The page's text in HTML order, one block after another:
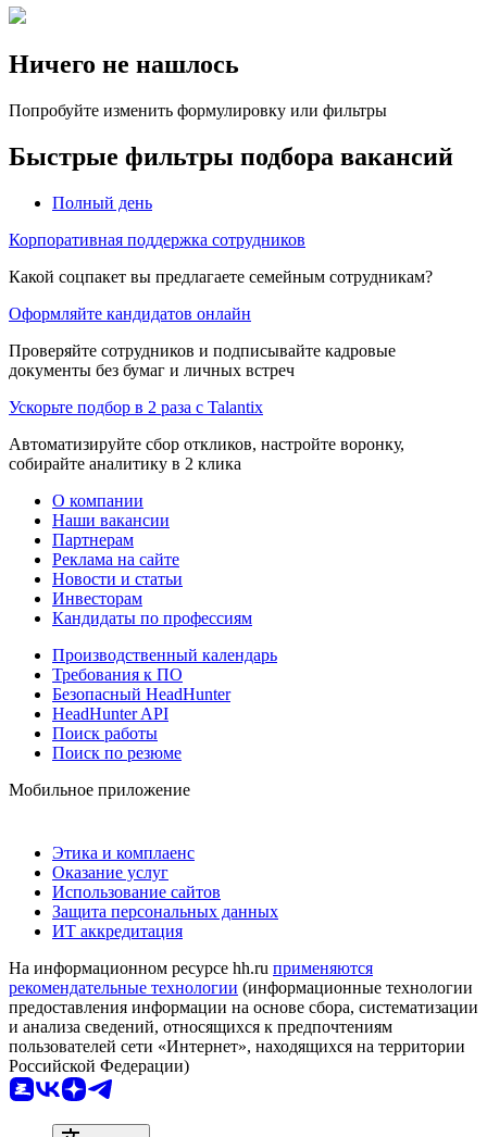
Ничего не нашлось
Попробуйте изменить формулировку или фильтры
Быстрые фильтры подбора вакансий
Полный день
Корпоративная поддержка сотрудников
Какой соцпакет вы предлагаете семейным сотрудникам?
Оформляйте кандидатов онлайн
Проверяйте сотрудников и подписывайте кадровые
документы без бумаг и личных встреч
Ускорьте подбор в 2 раза с Talantix
Автоматизируйте сбор откликов, настройте воронку,
собирайте аналитику в 2 клика
О компании
Наши вакансии
Партнерам
Реклама на сайте
Новости и статьи
Инвесторам
Кандидаты по профессиям
Производственный календарь
Требования к ПО
Безопасный HeadHunter
HeadHunter API
Поиск работы
Поиск по резюме
Мобильное приложение
Этика и комплаенс
Оказание услуг
Использование сайтов
Защита персональных данных
ИТ аккредитация
На информационном ресурсе hh.ru применяются
рекомендательные технологии (информационные технологии
предоставления информации на основе сбора, систематизации
и анализа сведений, относящихся к предпочтениям
пользователей сети «Интернет», находящихся на территории
Российской Федерации)